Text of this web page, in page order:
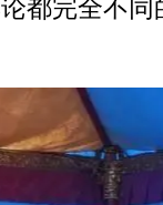
都完全不同